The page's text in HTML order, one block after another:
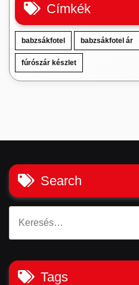
Címkék
babzsákfotel babzsákfotel ár
fúrószár készlet
Search
Tags